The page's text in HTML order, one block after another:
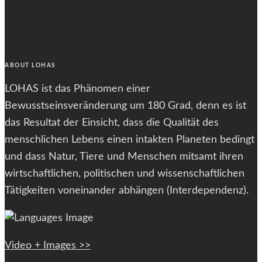
ABOUT LOHAS
LOHAS ist das Phänomen einer
Bewusstseinsveränderung um 180 Grad, denn es ist
das Resultat der Einsicht, dass die Qualität des
menschlichen Lebens einen intakten Planeten bedingt
und dass Natur, Tiere und Menschen mitsamt ihren
wirtschaftlichen, politischen und wissenschaftlichen
Tätigkeiten voneinander abhängen (Interdependenz).
Video + Images >>